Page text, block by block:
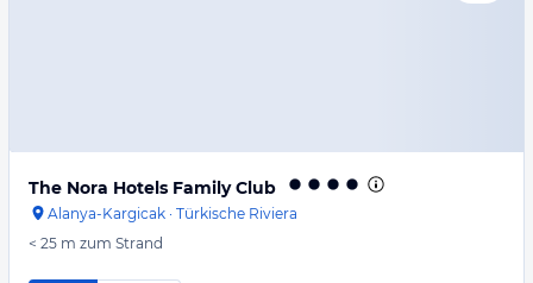
The Nora Hotels Family Club
Alanya-Kargicak · Türkische Riviera
< 25 m zum Strand